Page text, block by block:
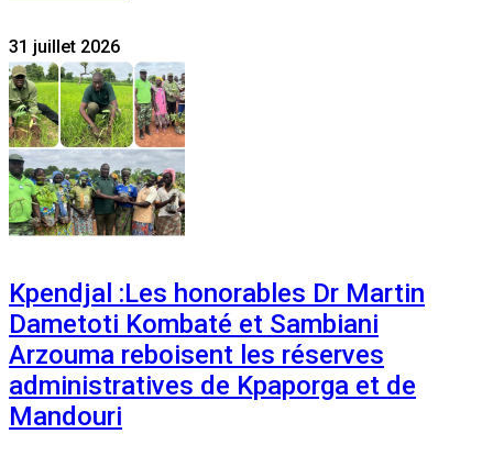
31 juillet 2026
Kpendjal :Les honorables Dr Martin
Dametoti Kombaté et Sambiani
Arzouma reboisent les réserves
administratives de Kpaporga et de
Mandouri